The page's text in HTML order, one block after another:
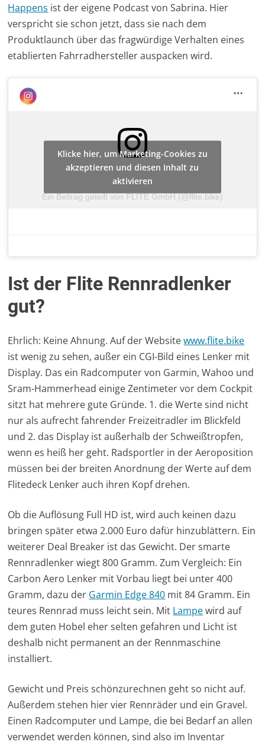
Happens ist der eigene Podcast von Sabrina. Hier
verspricht sie schon jetzt, dass sie nach dem
Produktlaunch über das fragwürdige Verhalten eines
etablierten Fahrradhersteller auspacken wird.
Ein Beitrag geteilt von FLITE GmbH (@flite.bike)
Klicke hier, um Marketing-Cookies zu
akzeptieren und diesen Inhalt zu
aktivieren
Ist der Flite Rennradlenker
gut?
Ehrlich: Keine Ahnung. Auf der Websitewww.flite.bike
ist wenig zu sehen, außer ein CGI-Bild eines Lenker mit
Display. Das ein Radcomputer von Garmin, Wahoo und
Sram-Hammerhead einige Zentimeter vor dem Cockpit
sitzt hat mehrere gute Gründe. 1. die Werte sind nicht
nur als aufrecht fahrender Freizeitradler im Blickfeld
und 2. das Display ist außerhalb der Schweißtropfen,
wenn es heiß her geht. Radsportler in der Aeroposition
müssen bei der breiten Anordnung der Werte auf dem
Flitedeck Lenker auch ihren Kopf drehen.
Ob die Auflösung Full HD ist, wird auch keinen dazu
bringen später etwa 2.000 Euro dafür hinzublättern. Ein
weiterer Deal Breaker ist das Gewicht. Der smarte
Rennradlenker wiegt 800 Gramm. Zum Vergleich: Ein
Carbon Aero Lenker mit Vorbau liegt bei unter 400
Gramm, dazu der Garmin Edge 840 mit 84 Gramm. Ein
teures Rennrad muss leicht sein. Mit Lampewird auf
dem guten Hobel eher selten gefahren und Licht ist
deshalb nicht permanent an der Rennmaschine
installiert.
Gewicht und Preis schönzurechnen geht so nicht auf.
Außerdem stehen hier vier Rennräder und ein Gravel.
Einen Radcomputer und Lampe, die bei Bedarf an allen
verwendet werden können, sind also im Inventar